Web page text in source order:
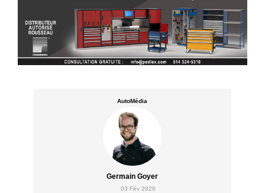
AutoMédia
Germain Goyer
03 Fév 2026